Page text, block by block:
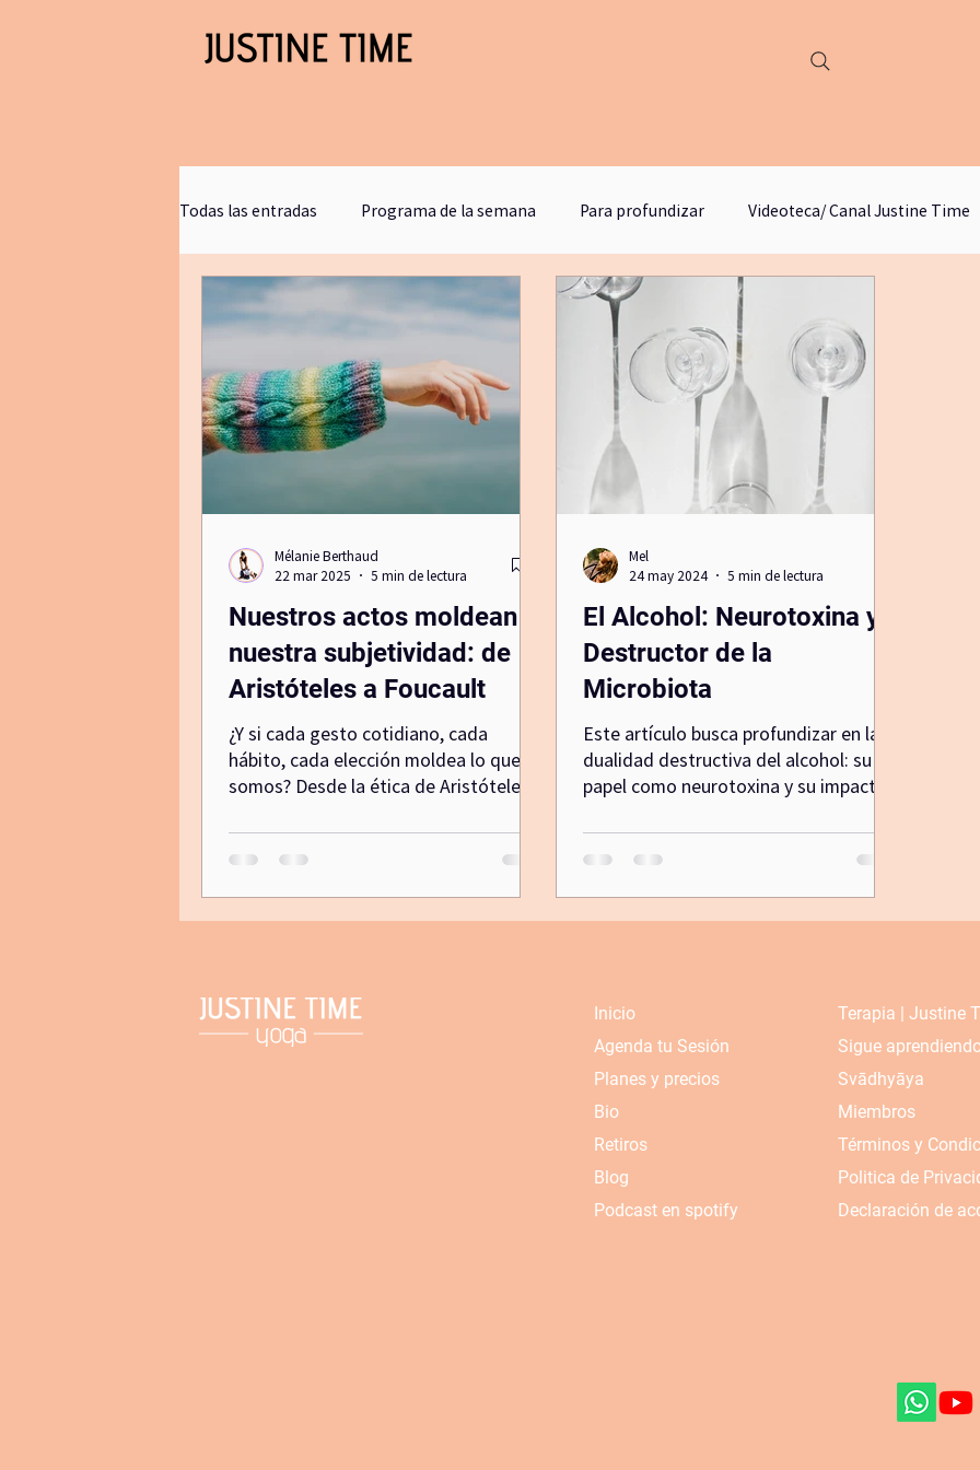
Todas las entradas Programa de la semana Para profundizar Videoteca/ Canal Justine Time
Clases gratis podcast justine time Círculo de lectura y estudios
Comunicacion retirosdeyoga yogafueradelmat literatura escritura
qigongyyoga comunicación no violenta
Canal de comunicacion no violenta biblioterapia
activacion
Nuestros actos moldean
nuestra subjetividad: de
Aristóteles a Foucault
¿Y si cada gesto cotidiano, cada
hábito, cada elección moldea lo que
somos? Desde la ética de Aristóteles
Mélanie Berthaud
22 mar 2025
5 min de lectura
El Alcohol: Neurotoxina y
Destructor de la
Microbiota
Este artículo busca profundizar en la
dualidad destructiva del alcohol: su
papel como neurotoxina y su impacto
Mel
24 may 2024
5 min de lectura
Inicio
Agenda tu Sesión
Planes y precios
Bio
Retiros
Blog
Podcast en spotify
Terapia | Justine
Sigue
Svādhyāya
Miembros
Términos y
Politica de
Declaración de